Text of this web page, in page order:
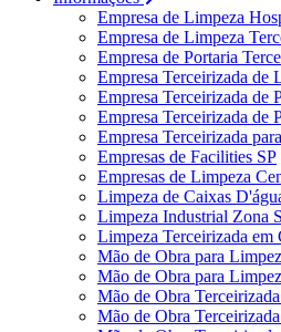
Empresa de Limpeza
Empresa de Limpeza
Empresa de Portaria
Empresa Terceirizada de
Empresa Terceirizada de
Empresa Terceirizada de
Empresa Terceirizada
Empresas de Facilities SP
Empresas de Limpeza
Limpeza de Caixas
Limpeza Industrial Zona
Limpeza Terceirizada em
Mão de Obra para
Mão de Obra para
Mão de Obra
Mão de Obra